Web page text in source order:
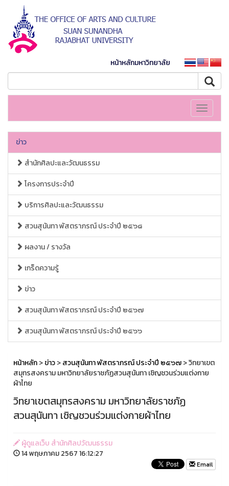
หน้าหลักมหาวิทยาลัย
Toggle
ข่าว
สำนักศิลปะและวัฒนธรรม
โครงการประจำปี
บริการศิลปะและวัฒนธรรม
สวนสุนันทา พัสตราภรณ์ ประจำปี ๒๕๖๘
ผลงาน / รางวัล
เกร็ดความรู้
ข่าว
สวนสุนันทา พัสตราภรณ์ ประจำปี ๒๕๖๗
สวนสุนันทา พัสตราภรณ์ ประจำปี ๒๕๖๖
หน้าหลัก>ข่าว>สวนสุนันทา พัสตราภรณ์ ประจำปี ๒๕๖๗> วิทยาเขต
สมุทรสงคราม มหาวิทยาลัยราชภัฏสวนสุนันทา เชิญชวนร่วมแต่งกาย
ผ้าไทย
วิทยาเขตสมุทรสงคราม มหาวิทยาลัยราชภัฏ
สวนสุนันทา เชิญชวนร่วมแต่งกายผ้าไทย
ผู้ดูแลเว็บ สำนักศิลปวัฒนธรรม
14 พฤษภาคม 2567 16:12:27
Email